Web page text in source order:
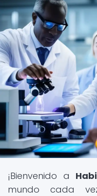
¡Bienvenido a
mundo cada